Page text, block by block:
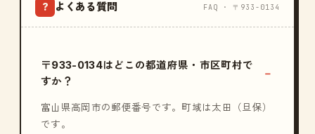
? よくある質問 FAQ · 〒933-0134
〒933-0134はどこの都道府県・市区町村で
すか？
富山県高岡市の郵便番号です。町域は太田（旦保）
です。